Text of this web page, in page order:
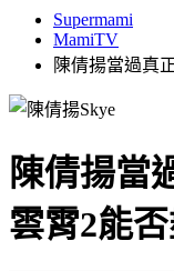
Supermami
MamiTV
陳倩揚當過真
陳倩揚當
雲霄2能